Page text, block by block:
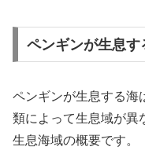
ペンギンが生息す
ペンギンが生息する海
類によって生息域が異
生息海域の概要です。